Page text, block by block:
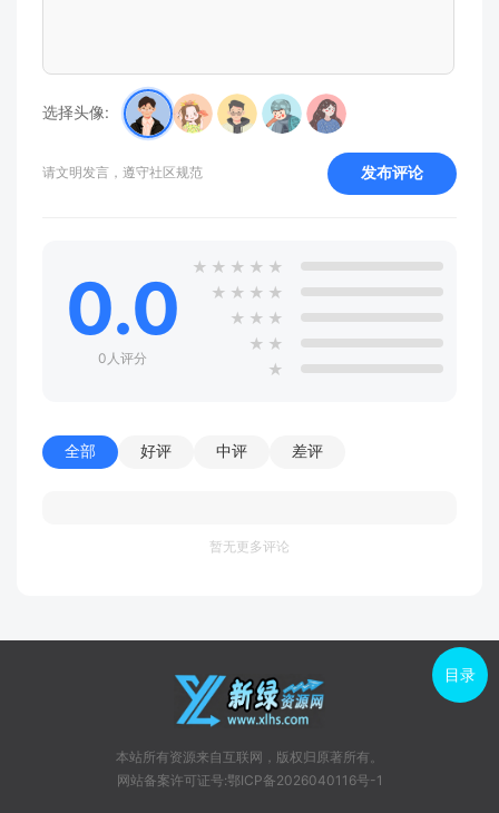
选择头像:
请文明发言，遵守社区规范 发布评论
0.0
0人评分
★ ★ ★ ★ ★
★ ★ ★ ★
★ ★ ★
★ ★
★
全部 好评 中评 差评
暂无更多评论
本站所有资源来自互联网，版权归原著所有。
网站备案许可证号:鄂ICP备2026040116号-1
目录